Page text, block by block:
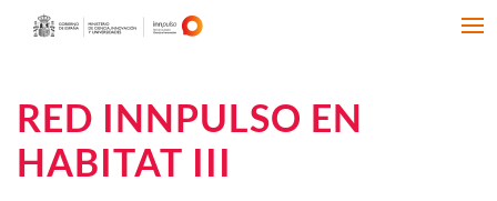
RED INNPULSO EN
HABITAT III